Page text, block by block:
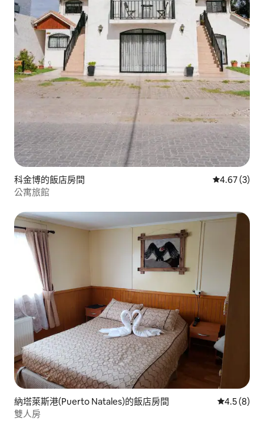
科金博的飯店房間 從 3 則評價
4.67 (3)
公寓旅館
納塔萊斯港(Puerto Natales)的飯店房間 從 8 則評
4.5 (8)
雙人房